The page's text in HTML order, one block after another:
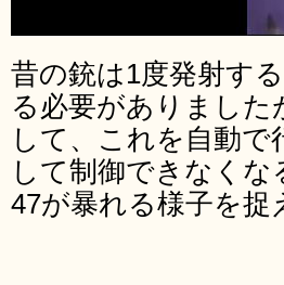
昔の銃は1度発射す
る必要がありました
して、これを自動
して制御できなく
47が暴れる様子を捉